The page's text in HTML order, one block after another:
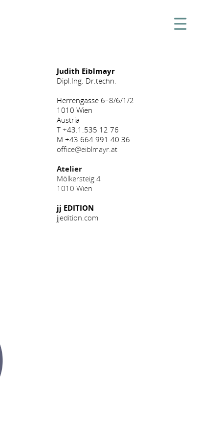
Judith Eiblmayr
Dipl.Ing. Dr.techn.
Herrengasse 6–8/6/1/2
1010 Wien
Austria
T +43.1.535 12 76
M +43.664.991 40 36
office@eiblmayr.at
Atelier
Mölkersteig 4
1010 Wien
jj EDITION
jjedition.com